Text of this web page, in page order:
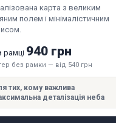
карта з великим
полем і мінімалістичним
рамці 940 грн
без рамки — від 540 грн
тих, кому важлива
деталізація неба